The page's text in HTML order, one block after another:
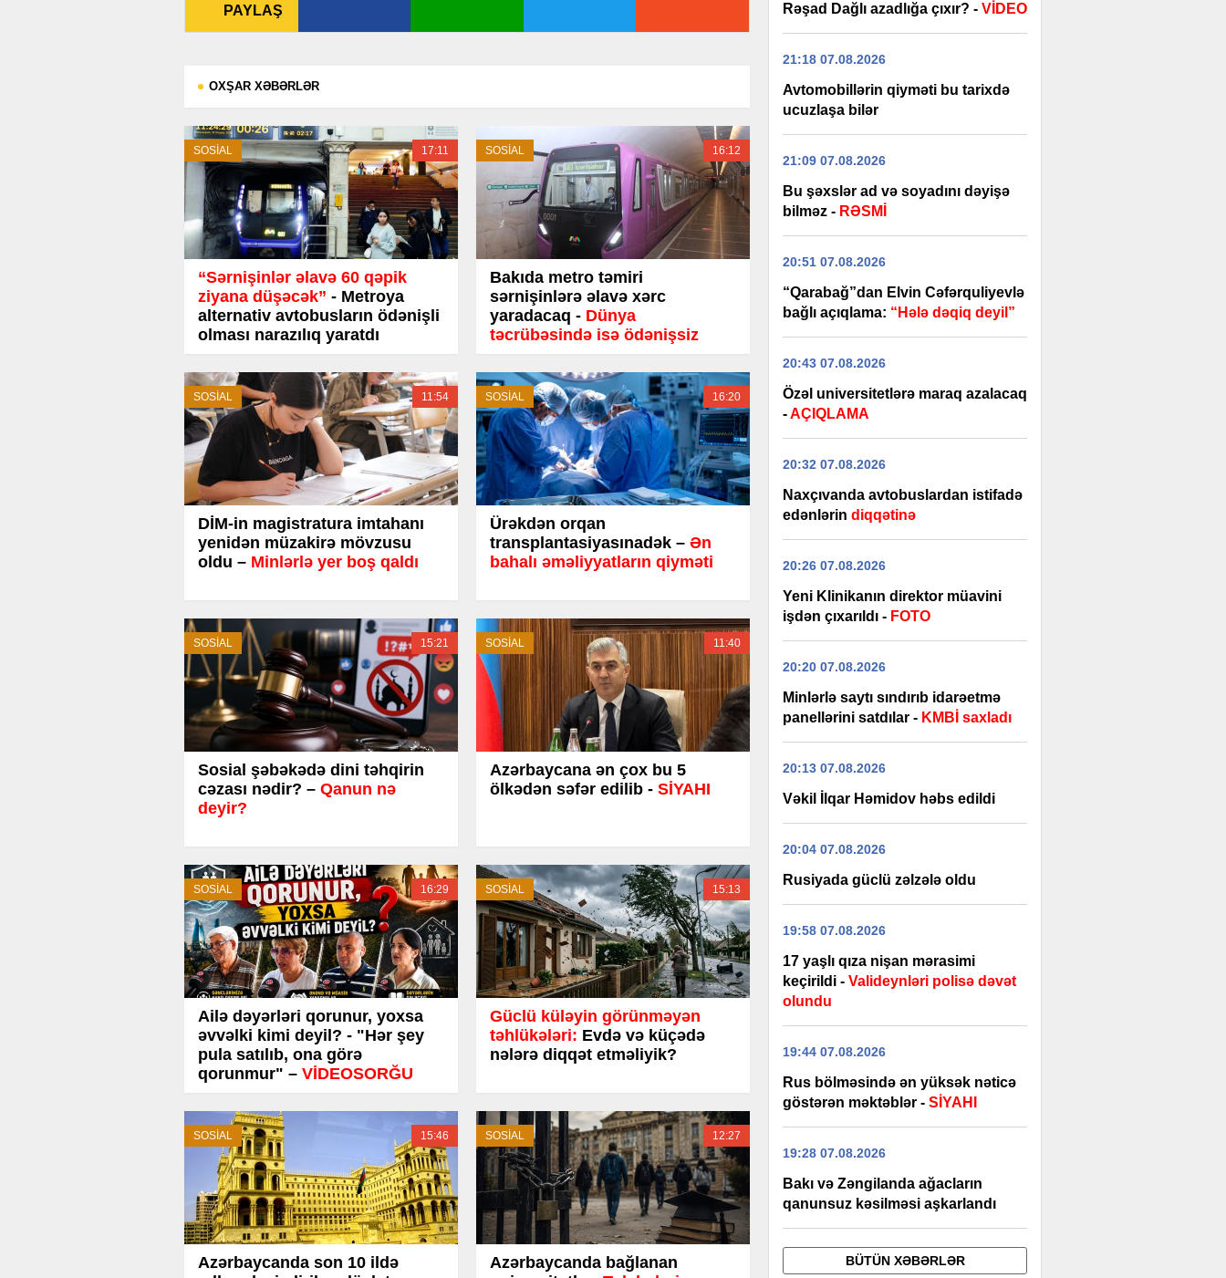
PAYLAŞ
OXŞAR XƏBƏRLƏR
SOSİAL 17:11
“Sərnişinlər əlavə 60 qəpik
ziyana düşəcək” - Metroya
alternativ avtobusların ödənişli
olması narazılıq yaratdı
SOSİAL 16:12
Bakıda metro təmiri
sərnişinlərə əlavə xərc
yaradacaq - Dünya
təcrübəsində isə ödənişsiz
SOSİAL 11:54
DİM-in magistratura imtahanı
yenidən müzakirə mövzusu
oldu – Minlərlə yer boş qaldı
SOSİAL 16:20
Ürəkdən orqan
transplantasiyasınadək – Ən
bahalı əməliyyatların qiyməti
SOSİAL 15:21
Sosial şəbəkədə dini təhqirin
cəzası nədir? – Qanun nə
deyir?
SOSİAL 11:40
Azərbaycana ən çox bu 5
ölkədən səfər edilib - SİYAHI
SOSİAL 16:29
Ailə dəyərləri qorunur, yoxsa
əvvəlki kimi deyil? - "Hər şey
pula satılıb, ona görə
qorunmur" – VİDEOSORĞU
SOSİAL 15:13
Güclü küləyin görünməyən
təhlükələri: Evdə və küçədə
nələrə diqqət etməliyik?
SOSİAL 15:46
Azərbaycanda son 10 ildə
SOSİAL 12:27
Azərbaycanda bağlanan
Rəşad Dağlı azadlığa çıxır? - VİDEO
21:18 07.08.2026
Avtomobillərin qiyməti bu tarixdə
ucuzlaşa bilər
21:09 07.08.2026
Bu şəxslər ad və soyadını dəyişə
bilməz - RƏSMİ
20:51 07.08.2026
“Qarabağ”dan Elvin Cəfərquliyevlə
bağlı açıqlama: “Hələ dəqiq deyil”
20:43 07.08.2026
Özəl universitetlərə maraq azalacaq
-AÇIQLAMA
20:32 07.08.2026
Naxçıvanda avtobuslardan istifadə
edənlərin diqqətinə
20:26 07.08.2026
Yeni Klinikanın direktor müavini
işdən çıxarıldı - FOTO
20:20 07.08.2026
Minlərlə saytı sındırıb idarəetmə
panellərini satdılar - KMBİ saxladı
20:13 07.08.2026
Vəkil İlqar Həmidov həbs edildi
20:04 07.08.2026
Rusiyada güclü zəlzələ oldu
19:58 07.08.2026
17 yaşlı qıza nişan mərasimi
keçirildi - Valideynləri polisə dəvət
olundu
19:44 07.08.2026
Rus bölməsində ən yüksək nəticə
göstərən məktəblər - SİYAHI
19:28 07.08.2026
Bakı və Zəngilanda ağacların
qanunsuz kəsilməsi aşkarlandı
BÜTÜN XƏBƏRLƏR